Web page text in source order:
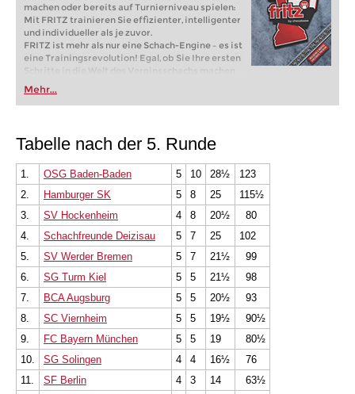
machen oder bereits auf Turnierniveau spielen:
Mit FRITZ trainieren Sie effizienter, intelligenter
und individueller als je zuvor.
FRITZ ist mehr als nur eine Schach-Engine – es ist
eine Trainingsrevolution! Egal, ob Sie Ihre ersten
Schritte in die Welt des Vereinsschachs machen
oder bereits auf Turnierniveau spielen: Mit
FRITZ trainieren Sie effizienter, intelligenter und
individueller als je zuvor.
Mehr...
Tabelle nach der 5. Runde
1. OSG Baden-Baden 5 10 28½
123
2.
Hamburger SK 5 8 25
115½
3.
SV Hockenheim 4 8 20½
80
4.
Schachfreunde Deizisau 5 7 25
102
5.
SV Werder Bremen 5 7 21½
99
6.
SG Turm Kiel 5 5 21½
98
7.
BCA Augsburg 5 5 20½
93
8.
SC Viernheim 5 5 19½
90½
9.
FC Bayern München 5 5 19
80½
10.
SG Solingen 4 4 16½
76
11.
SF Berlin 4 3 14
63½